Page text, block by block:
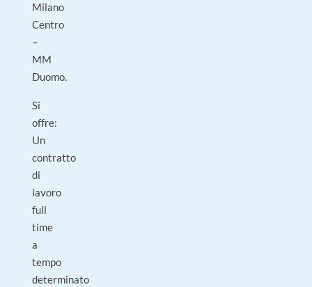
Milano
Centro
–
MM
Duomo.
Si
offre:
Un
contratto
di
lavoro
full
time
a
tempo
determinato